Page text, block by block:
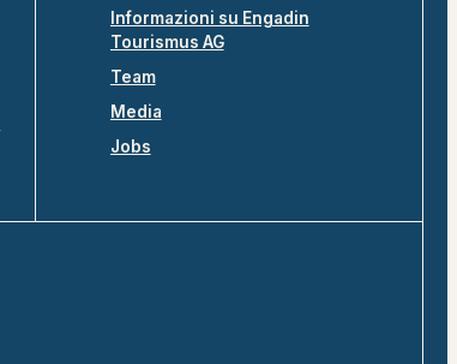
Informazioni su Engadin
Tourismus AG
Team
Media
Jobs